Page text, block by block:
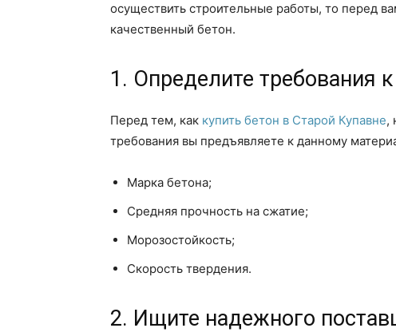
осуществить строительные работы, то перед
качественный бетон.
1. Определите требования
Перед тем, как купить бетон в Старой Купавне,
требования вы предъявляете к данному
Марка бетона;
Средняя прочность на сжатие;
Морозостойкость;
Скорость твердения.
2. Ищите надежного